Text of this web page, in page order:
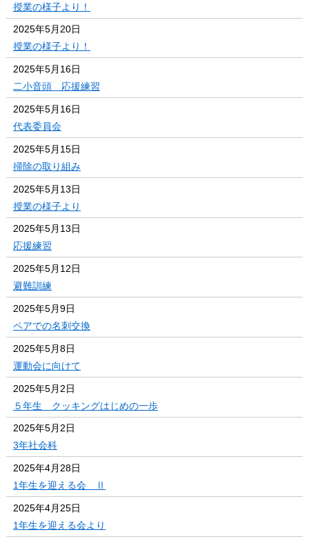
授業の様子より！
2025年5月20日
授業の様子より！
2025年5月16日
二小音頭 応援練習
2025年5月16日
代表委員会
2025年5月15日
掃除の取り組み
2025年5月13日
授業の様子より
2025年5月13日
応援練習
2025年5月12日
避難訓練
2025年5月9日
ペアでの名刺交換
2025年5月8日
運動会に向けて
2025年5月2日
５年生 クッキングはじめの一歩
2025年5月2日
3年社会科
2025年4月28日
1年生を迎える会 Ⅱ
2025年4月25日
1年生を迎える会より